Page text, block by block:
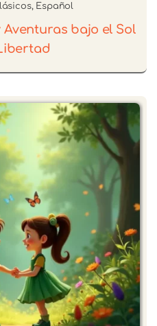
, Español
Aventuras bajo el Sol